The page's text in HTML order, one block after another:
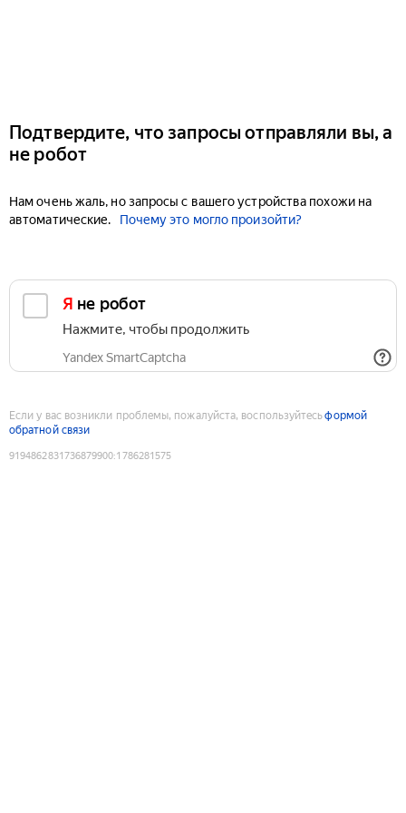
Подтвердите, что запросы отправляли вы, а
не робот
Нам очень жаль, но запросы с вашего устройства похожи на
автоматические.
Почему это могло произойти?
Я не робот
Нажмите, чтобы продолжить
Yandex SmartCaptcha
Если у вас возникли проблемы, пожалуйста, воспользуйтесьформой
обратной связи
9194862831736879900:1786281575